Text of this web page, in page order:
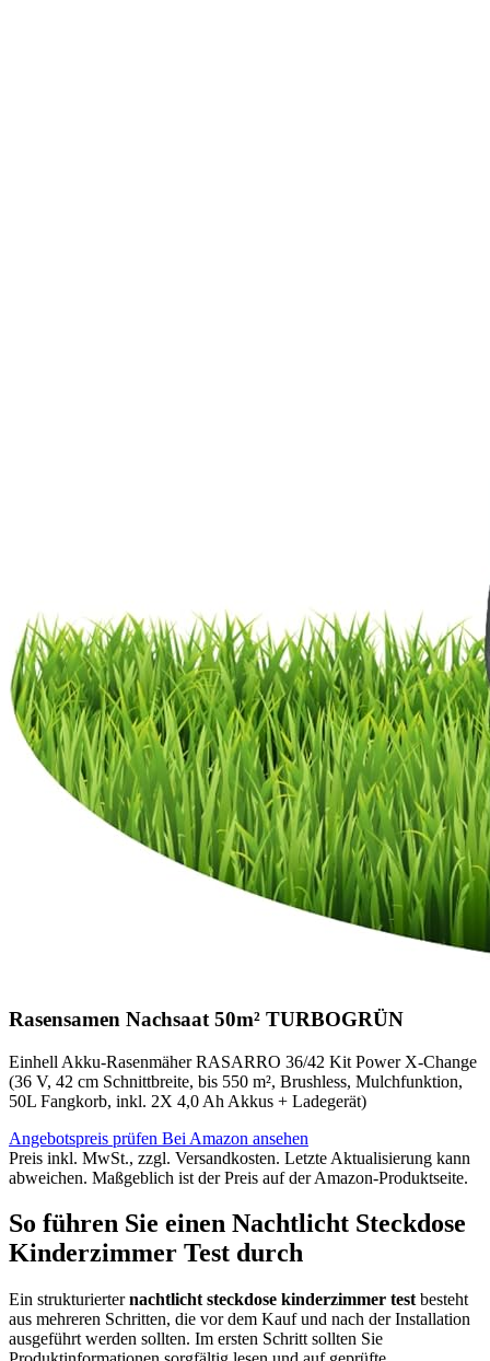
Rasensamen Nachsaat 50m² TURBOGRÜN
Einhell Akku-Rasenmäher RASARRO 36/42 Kit Power X-Change
(36 V, 42 cm Schnittbreite, bis 550 m², Brushless, Mulchfunktion,
50L Fangkorb, inkl. 2X 4,0 Ah Akkus + Ladegerät)
Angebotspreis prüfen Bei Amazon ansehen
Preis inkl. MwSt., zzgl. Versandkosten. Letzte Aktualisierung kann
abweichen. Maßgeblich ist der Preis auf der Amazon-Produktseite.
So führen Sie einen Nachtlicht Steckdose
Kinderzimmer Test durch
Ein strukturierternachtlicht steckdose kinderzimmer test besteht
aus mehreren Schritten, die vor dem Kauf und nach der Installation
ausgeführt werden sollten. Im ersten Schritt sollten Sie